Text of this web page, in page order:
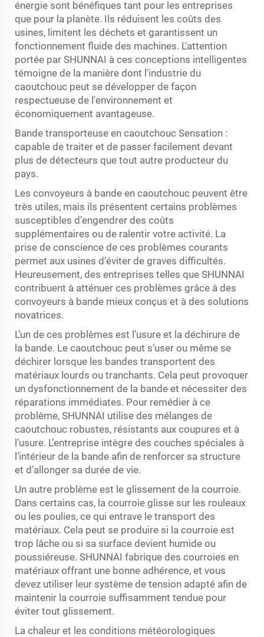
énergie sont bénéfiques tant pour les entreprises
que pour la planète. Ils réduisent les coûts des
usines, limitent les déchets et garantissent un
fonctionnement fluide des machines. L'attention
portée par SHUNNAI à ces conceptions intelligentes
témoigne de la manière dont l'industrie du
caoutchouc peut se développer de façon
respectueuse de l'environnement et
économiquement avantageuse.
Bande transporteuse en caoutchouc Sensation :
capable de traiter et de passer facilement devant
plus de détecteurs que tout autre producteur du
pays.
Les convoyeurs à bande en caoutchouc peuvent être
très utiles, mais ils présentent certains problèmes
susceptibles d’engendrer des coûts
supplémentaires ou de ralentir votre activité. La
prise de conscience de ces problèmes courants
permet aux usines d’éviter de graves difficultés.
Heureusement, des entreprises telles que SHUNNAI
contribuent à atténuer ces problèmes grâce à des
convoyeurs à bande mieux conçus et à des solutions
novatrices.
L’un de ces problèmes est l’usure et la déchirure de
la bande. Le caoutchouc peut s’user ou même se
déchirer lorsque les bandes transportent des
matériaux lourds ou tranchants. Cela peut provoquer
un dysfonctionnement de la bande et nécessiter des
réparations immédiates. Pour remédier à ce
problème, SHUNNAI utilise des mélanges de
caoutchouc robustes, résistants aux coupures et à
l’usure. L’entreprise intègre des couches spéciales à
l’intérieur de la bande afin de renforcer sa structure
et d’allonger sa durée de vie.
Un autre problème est le glissement de la courroie.
Dans certains cas, la courroie glisse sur les rouleaux
ou les poulies, ce qui entrave le transport des
matériaux. Cela peut se produire si la courroie est
trop lâche ou si sa surface devient humide ou
poussiéreuse. SHUNNAI fabrique des courroies en
matériaux offrant une bonne adhérence, et vous
devez utiliser leur système de tension adapté afin de
maintenir la courroie suffisamment tendue pour
éviter tout glissement.
La chaleur et les conditions météorologiques